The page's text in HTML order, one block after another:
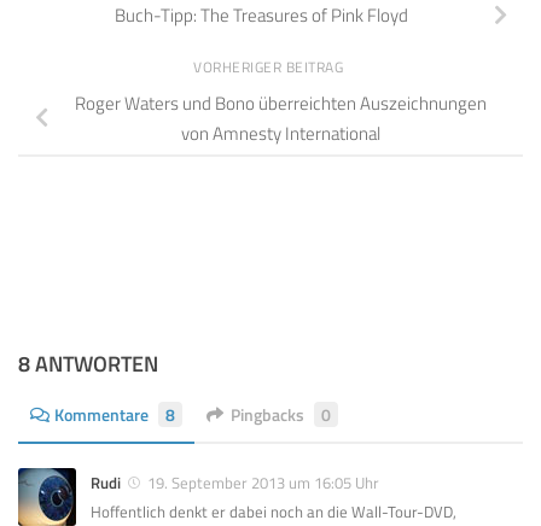
Buch-Tipp: The Treasures of Pink Floyd
VORHERIGER BEITRAG
Roger Waters und Bono überreichten Auszeichnungen
von Amnesty International
8 ANTWORTEN
Kommentare 8 Pingbacks 0
Rudi
19. September 2013 um 16:05 Uhr
Hoffentlich denkt er dabei noch an die Wall-Tour-DVD,